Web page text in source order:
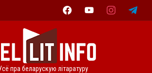
facebookyoutube instagramtelegram
пра беларускую літаратуру